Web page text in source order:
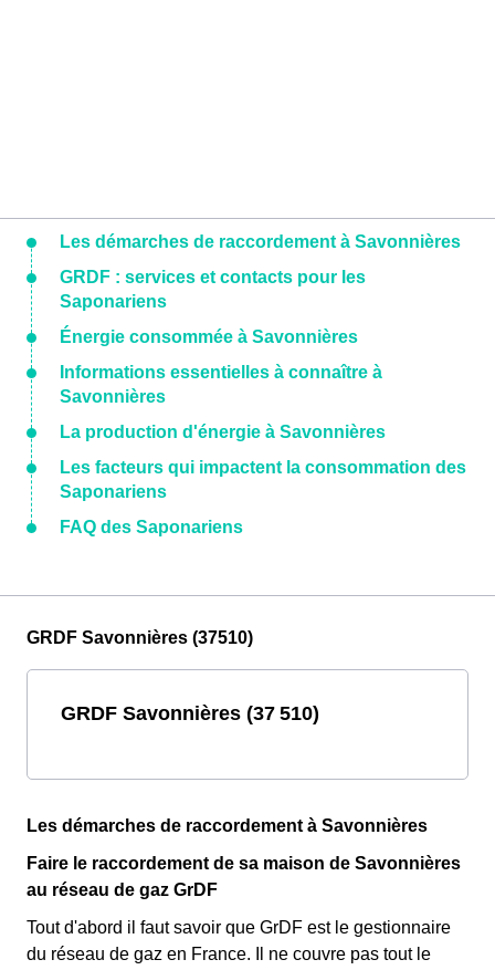
Les démarches de raccordement à Savonnières
GRDF : services et contacts pour les
Saponariens
Énergie consommée à Savonnières
Informations essentielles à connaître à
Savonnières
La production d'énergie à Savonnières
Les facteurs qui impactent la consommation des
Saponariens
FAQ des Saponariens
GRDF Savonnières (37510)
GRDF Savonnières (37 510)
Les démarches de raccordement à Savonnières
Faire le raccordement de sa maison de Savonnières
au réseau de gaz GrDF
Tout d'abord il faut savoir que GrDF est le gestionnaire
du réseau de gaz en France. Il ne couvre pas tout le